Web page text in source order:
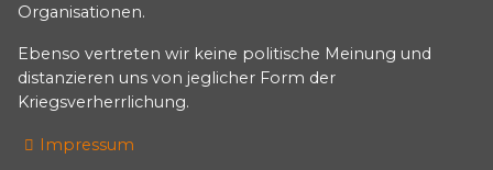
Organisationen.
Ebenso vertreten wir keine politische Meinung und
distanzieren uns von jeglicher Form der
Kriegsverherrlichung.
Impressum